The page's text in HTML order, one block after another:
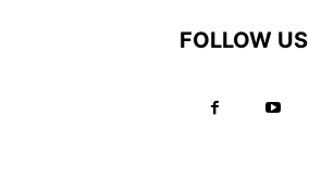
FOLLOW US